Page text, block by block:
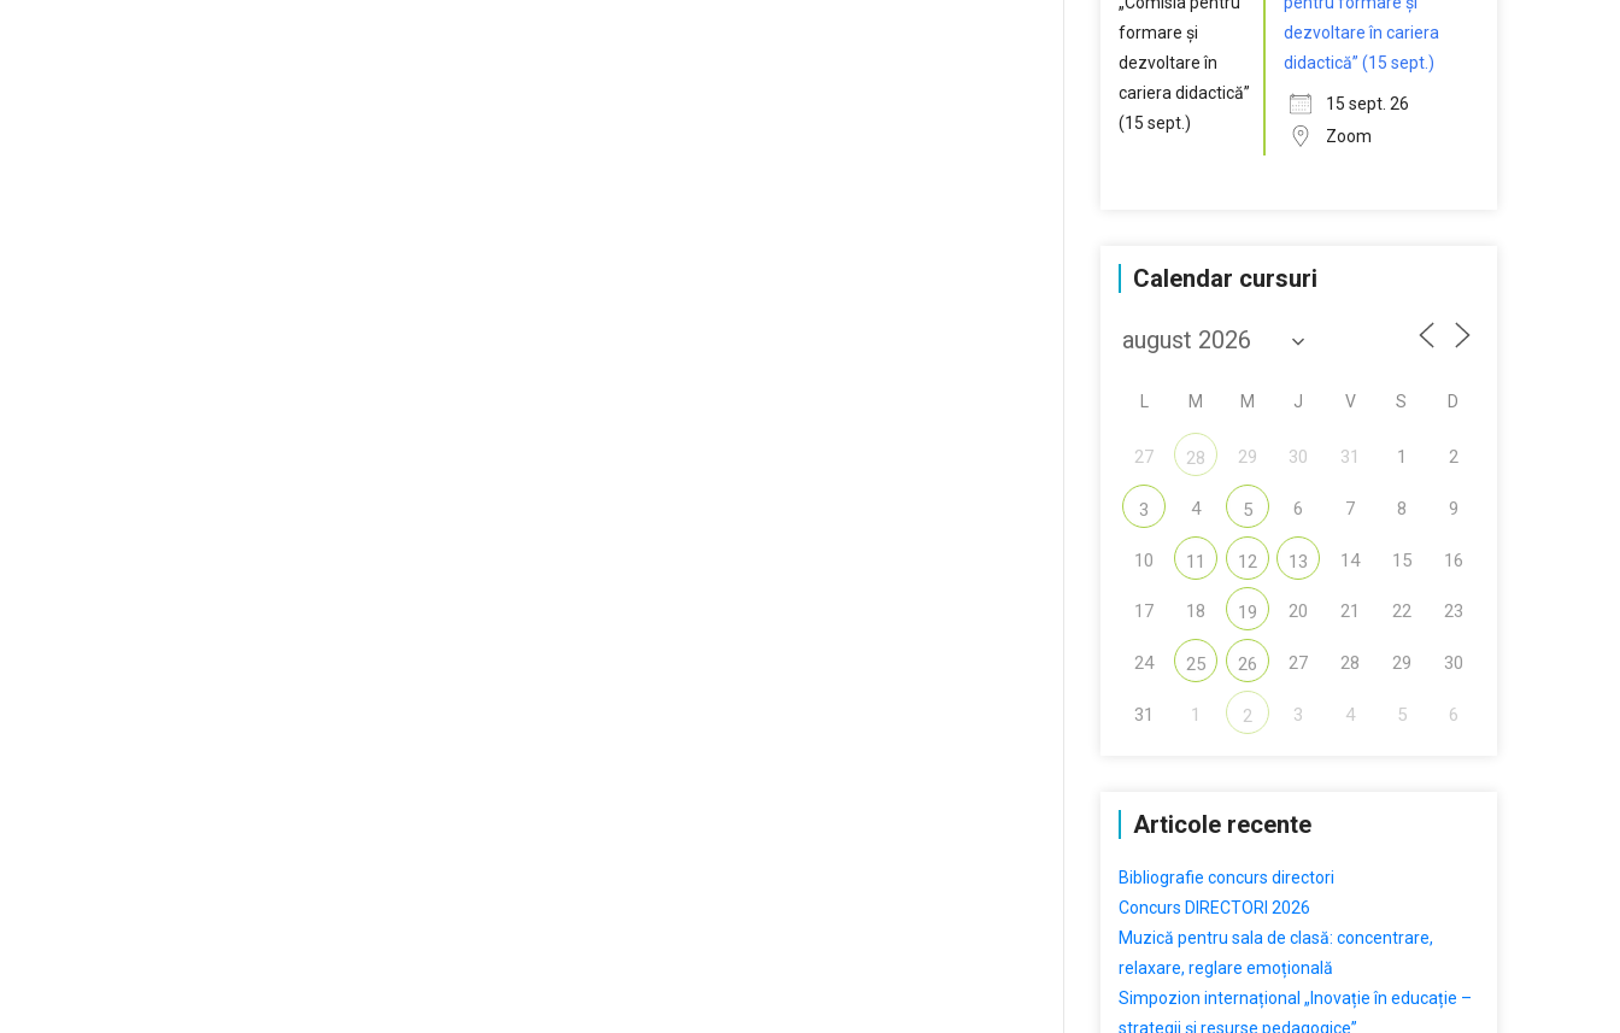
dezvoltare în cariera
didactică” (15 sept.)
15 sept. 26
Zoom
Calendar cursuri
M M J V S D
27 28 29 30 31 1 2
3 4 5 6 7 8 9
10 11 12 13 14 15 16
17 18 19 20 21 22 23
24 25 26 27 28 29 30
31 1 2 3 4 5 6
Articole recente
Bibliografie concurs directori
Concurs DIRECTORI 2026
Muzică pentru sala de clasă: concentrare,
relaxare, reglare emoțională
Simpozion internațional „Inovație în educație –
strategii și resurse pedagogice”